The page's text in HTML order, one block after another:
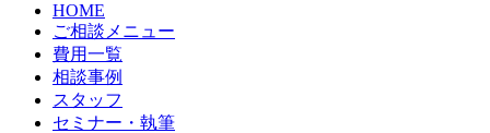
HOME
ご相談メニュー
費用一覧
相談事例
スタッフ
セミナー・執筆